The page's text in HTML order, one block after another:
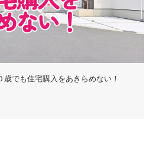
歳でも住宅購入をあきらめない！